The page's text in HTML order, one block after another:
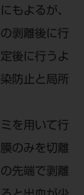
もよるが、
剥離後に行
後に行うよ
防止と局所
を用いて行
のみを切離
先端で剥離